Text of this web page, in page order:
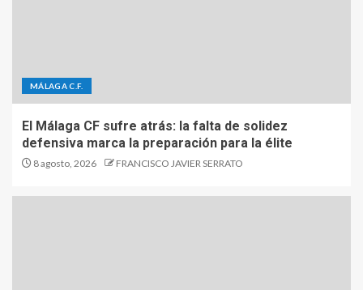
MÁLAGA C.F.
El Málaga CF sufre atrás: la falta de solidez
defensiva marca la preparación para la élite
8 agosto, 2026 FRANCISCO JAVIER SERRATO